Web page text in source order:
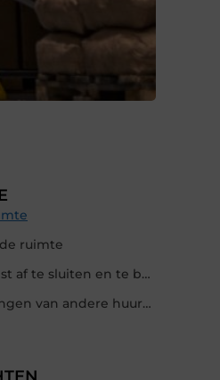
ruimte
Huurovereenkomst af te sluiten en te betalen
Reviews of ervaringen van andere huurders